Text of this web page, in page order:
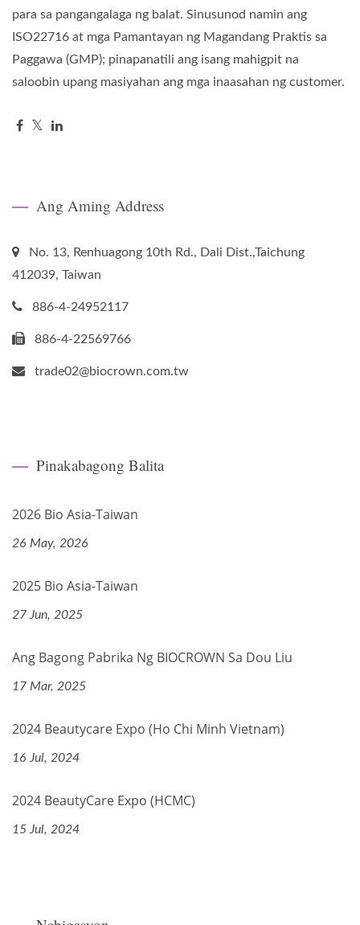
para sa pangangalaga ng balat. Sinusunod namin ang
ISO22716 at mga Pamantayan ng Magandang Praktis sa
Paggawa (GMP); pinapanatili ang isang mahigpit na
saloobin upang masiyahan ang mga inaasahan ng customer.
Ang Aming Address
No. 13, Renhuagong 10th Rd., Dali Dist.,Taichung
412039, Taiwan
886-4-24952117
886-4-22569766
trade02@biocrown.com.tw
Pinakabagong Balita
2026 Bio Asia-Taiwan
26 May, 2026
2025 Bio Asia-Taiwan
27 Jun, 2025
Ang Bagong Pabrika Ng BIOCROWN Sa Dou Liu
17 Mar, 2025
2024 Beautycare Expo (Ho Chi Minh Vietnam)
16 Jul, 2024
2024 BeautyCare Expo (HCMC)
15 Jul, 2024